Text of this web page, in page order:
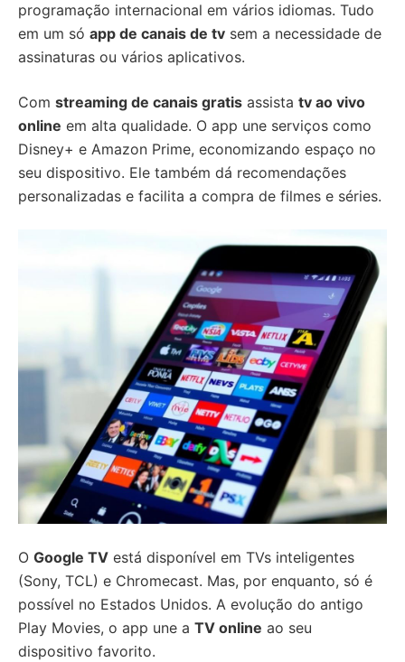
programação internacional em vários idiomas. Tudo
em um só app de canais de tv sem a necessidade de
assinaturas ou vários aplicativos.
Com streaming de canais gratis assista tv ao vivo
online em alta qualidade. O app une serviços como
Disney+ e Amazon Prime, economizando espaço no
seu dispositivo. Ele também dá recomendações
personalizadas e facilita a compra de filmes e séries.
O Google TV está disponível em TVs inteligentes
(Sony, TCL) e Chromecast. Mas, por enquanto, só é
possível no Estados Unidos. A evolução do antigo
Play Movies, o app une a TV online ao seu
dispositivo favorito.